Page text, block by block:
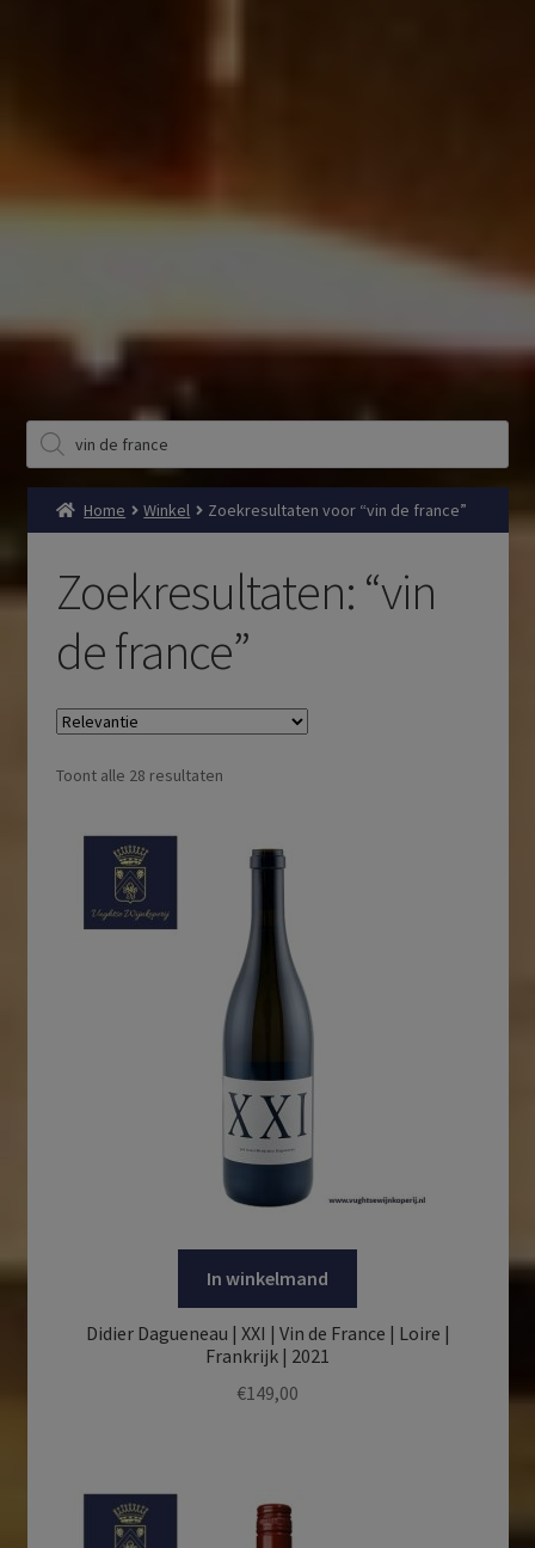
Producten
zoeken
Home Winkel Zoekresultaten voor “vin de france”
Zoekresultaten: “vin
de france”
Toont alle 28 resultaten
In winkelmand
Didier Dagueneau | XXI | Vin de France | Loire |
Frankrijk | 2021
€149,00